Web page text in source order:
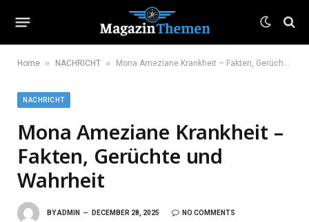
Home » NACHRICHT » Mona Ameziane Krankheit – Fakten, Gerüchte und Wahrheit
NACHRICHT
Mona Ameziane Krankheit –
Fakten, Gerüchte und
Wahrheit
BYADMIN DECEMBER 28, 2025 NO COMMENTS